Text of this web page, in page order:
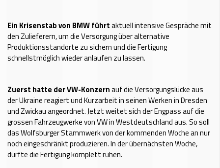
Ein Krisenstab von BMW führtaktuell intensive Gespräche mit
den Zulieferern, um die Versorgung über alternative
Produktionsstandorte zu sichern und die Fertigung
schnellstmöglich wieder anlaufen zu lassen.
Zuerst hatte der VW-Konzernauf die Versorgungslücke aus
der Ukraine reagiert und Kurzarbeit in seinen Werken in Dresden
und Zwickau angeordnet. Jetzt weitet sich der Engpass auf die
grossen Fahrzeugwerke von VW in Westdeutschland aus. So soll
das Wolfsburger Stammwerk von der kommenden Woche an nur
noch eingeschränkt produzieren. In der übernächsten Woche,
dürfte die Fertigung komplett ruhen.